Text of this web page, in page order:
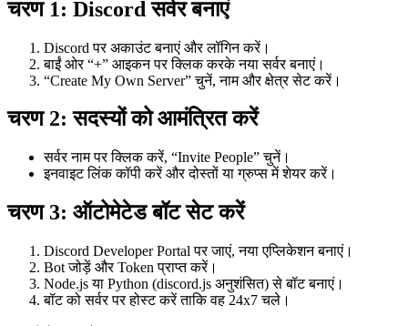
चरण 1: Discord सर्वर बनाएं
Discord पर अकाउंट बनाएं और लॉगिन करें।
बाईं ओर “+” आइकन पर क्लिक करके नया सर्वर बनाएं।
“Create My Own Server” चुनें, नाम और क्षेत्र सेट करें।
चरण 2: सदस्यों को आमंत्रित करें
सर्वर नाम पर क्लिक करें, “Invite People” चुनें।
इनवाइट लिंक कॉपी करें और दोस्तों या ग्रुप्स में शेयर करें।
चरण 3: ऑटोमेटेड बॉट सेट करें
Discord Developer Portal पर जाएं, नया एप्लिकेशन बनाएं।
Bot जोड़ें और Token प्राप्त करें।
Node.js या Python (discord.js अनुशंसित) से बॉट बनाएं।
बॉट को सर्वर पर होस्ट करें ताकि वह 24x7 चले।